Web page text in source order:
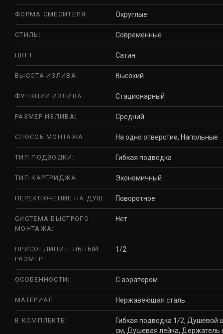
ФОРМА СМЕСИТЕЛЯ: Округлые
СТИЛЬ: Современные
ЦВЕТ: Сатин
ВЫСОТА ИЗЛИВА: Высокий
ФУНКЦИИ ИЗЛИВА: Стационарный
РАЗМЕР ИЗЛИВА: Средний
СПОСОБ МОНТАЖА: На одно отверстие, Напольные
ТИП ПОДВОДКИ: Гибкая подводка
ТИП КАРТРИДЖА: Экономичный
ПЕРЕКЛЮЧЕНИЕ НА ДУШ: Поворотное
СИСТЕМА БЫСТРОГО
МОНТАЖА:
Нет
ПРИСОЕДИНИТЕЛЬНЫЙ
РАЗМЕР:
1/2
ОСОБЕННОСТИ: С аэратором
МАТЕРИАЛ: Нержавеющая сталь
В КОМПЛЕКТЕ:
Гибкая подводка 1/2, Душевой
см, Душевая лейка, Держатель